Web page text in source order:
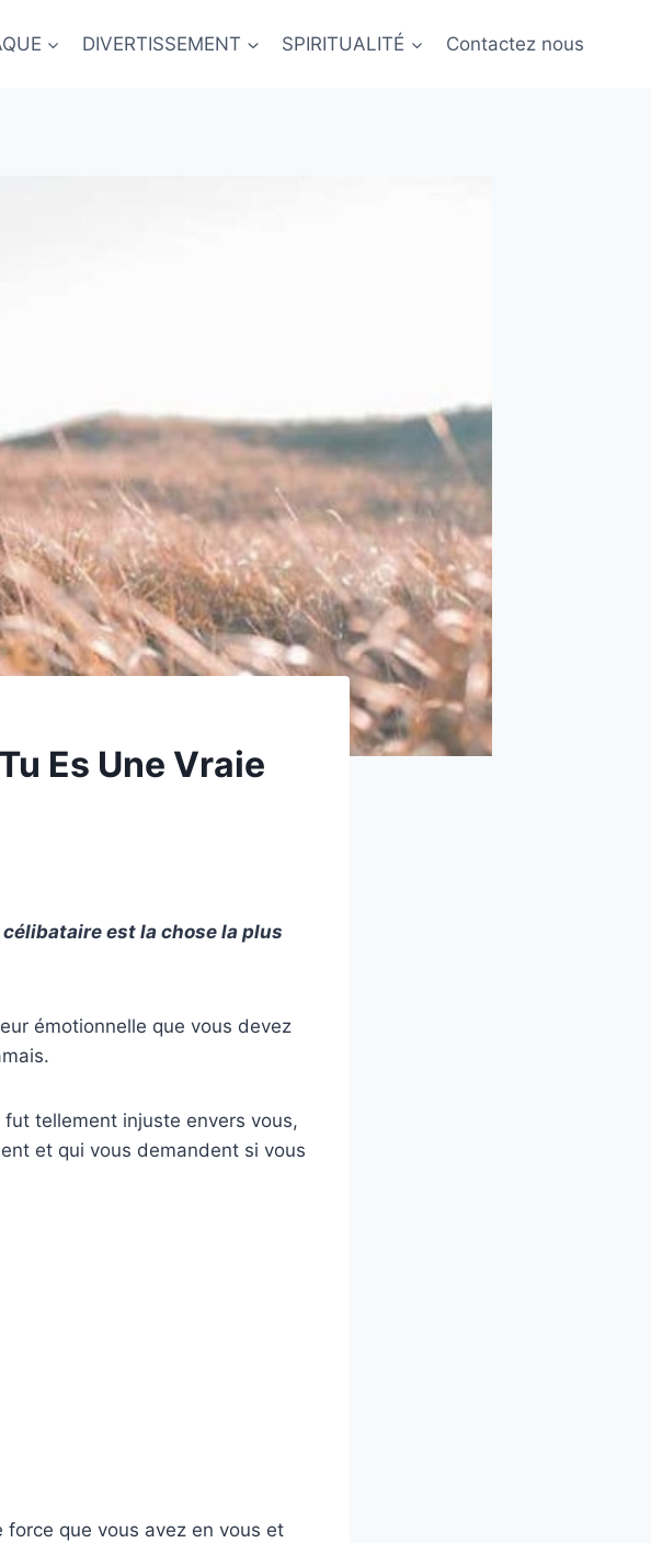
DIVERTISSEMENT SPIRITUALITÉ Contactez nous
Es Une Vraie
est la chose la plus
émotionnelle que vous devez
tellement injuste envers vous,
et qui vous demandent si vous
que vous avez en vous et